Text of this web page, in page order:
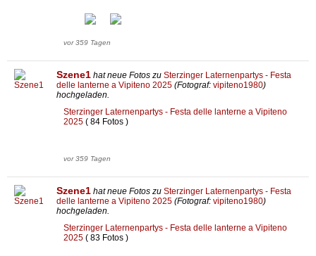
vor 359 Tagen
Szene1 hat neue Fotos zu Sterzinger Laternenpartys - Festa
delle lanterne a Vipiteno 2025 (Fotograf: vipiteno1980)
hochgeladen.
Sterzinger Laternenpartys - Festa delle lanterne a Vipiteno
2025 ( 84 Fotos )
vor 359 Tagen
Szene1 hat neue Fotos zu Sterzinger Laternenpartys - Festa
delle lanterne a Vipiteno 2025 (Fotograf: vipiteno1980)
hochgeladen.
Sterzinger Laternenpartys - Festa delle lanterne a Vipiteno
2025 ( 83 Fotos )